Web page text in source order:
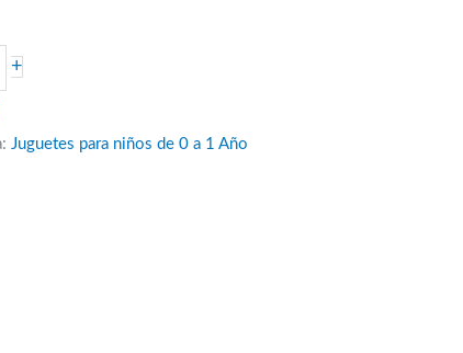
+
Juguetes para niños de 0 a 1 Año